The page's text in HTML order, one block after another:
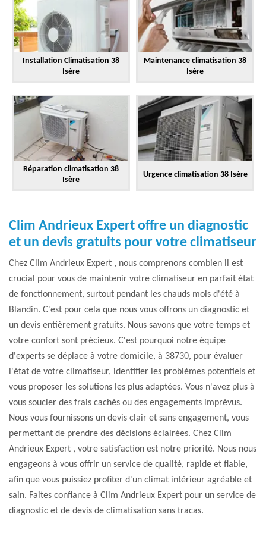
Installation Climatisation 38
Isère
Maintenance climatisation 38
Isère
Réparation climatisation 38
Isère
Urgence climatisation 38 Isère
Clim Andrieux Expert offre un diagnostic
et un devis gratuits pour votre climatiseur
Chez Clim Andrieux Expert , nous comprenons combien il est
crucial pour vous de maintenir votre climatiseur en parfait état
de fonctionnement, surtout pendant les chauds mois d'été à
Blandin. C'est pour cela que nous vous offrons un diagnostic et
un devis entièrement gratuits. Nous savons que votre temps et
votre confort sont précieux. C'est pourquoi notre équipe
d'experts se déplace à votre domicile, à 38730, pour évaluer
l'état de votre climatiseur, identifier les problèmes potentiels et
vous proposer les solutions les plus adaptées. Vous n'avez plus à
vous soucier des frais cachés ou des engagements imprévus.
Nous vous fournissons un devis clair et sans engagement, vous
permettant de prendre des décisions éclairées. Chez Clim
Andrieux Expert , votre satisfaction est notre priorité. Nous nous
engageons à vous offrir un service de qualité, rapide et fiable,
afin que vous puissiez profiter d'un climat intérieur agréable et
sain. Faites confiance à Clim Andrieux Expert pour un service de
diagnostic et de devis de climatisation sans tracas.